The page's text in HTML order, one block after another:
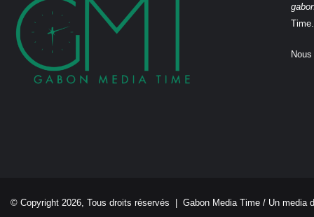
Time.
© Copyright 2026, Tous droits réservés | Gabon Media Time / Un media